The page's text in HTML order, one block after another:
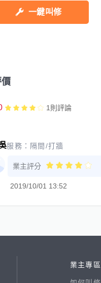
一鍵叫修
1 則評論
服務： 隔間/打牆
業主評分
2019/10/01 13:52
業主專區